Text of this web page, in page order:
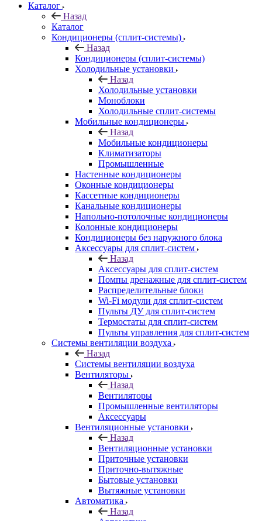
Каталог
Назад
Каталог
Кондиционеры (сплит-системы)
Назад
Кондиционеры (сплит-системы)
Холодильные установки
Назад
Холодильные установки
Моноблоки
Холодильные сплит-системы
Мобильные кондиционеры
Назад
Мобильные кондиционеры
Климатизаторы
Промышленные
Настенные кондиционеры
Оконные кондиционеры
Кассетные кондиционеры
Канальные кондиционеры
Напольно-потолочные кондиционеры
Колонные кондиционеры
Кондиционеры без наружного блока
Аксессуары для сплит-систем
Назад
Аксессуары для сплит-систем
Помпы дренажные для сплит-систем
Распределительные блоки
Wi-Fi модули для сплит-систем
Пульты ДУ для сплит-систем
Термостаты для сплит-систем
Пульты управления для сплит-систем
Системы вентиляции воздуха
Назад
Системы вентиляции воздуха
Вентиляторы
Назад
Вентиляторы
Промышленные вентиляторы
Аксессуары
Вентиляционные установки
Назад
Вентиляционные установки
Приточные установки
Приточно-вытяжные
Бытовые установки
Вытяжные установки
Автоматика
Назад